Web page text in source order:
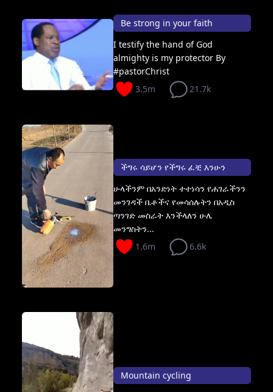
Be strong in your faith
I testify the hand of God
almighty is my protector By
#pastorChrist
3.5m
21.7k
ችግሩ ሳይሆን የችግሩ ፈቺ እንሁን
ሁላችንም በአንድነት ተተነሳን የሐገራችንን
መንገዳች ቤቶችና የመሳሰሉትን በአዲስ
ጣንገድ መስራት እንችላለን ሁሌ
መንግስትን...
1.6m
6.6k
Mountain cycling